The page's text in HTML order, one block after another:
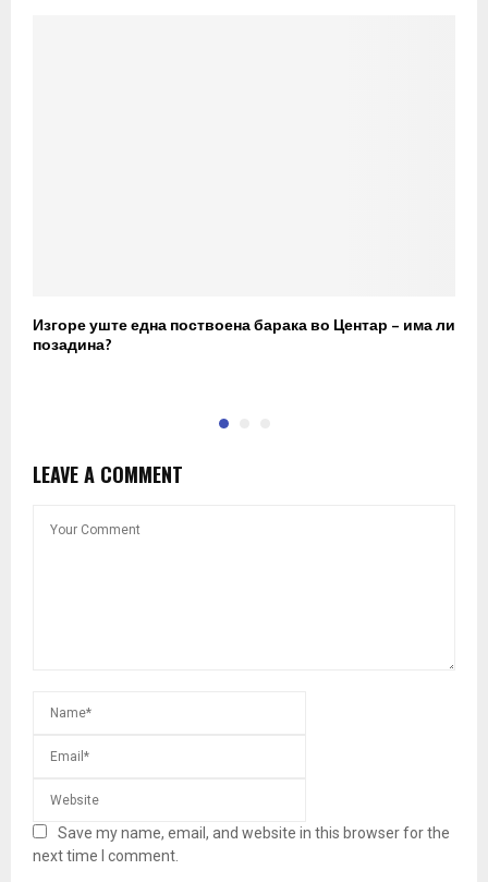
Изгоре уште една поствоена барака во Центар – има ли
позадина?
LEAVE A COMMENT
Save my name, email, and website in this browser for the
next time I comment.